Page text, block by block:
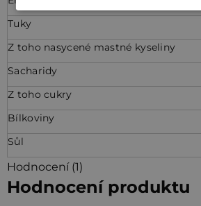
Tuky
Z toho nasycené mastné kyseliny
Sacharidy
Z toho cukry
Bílkoviny
Sůl
Hodnocení (1)
Hodnocení produktu